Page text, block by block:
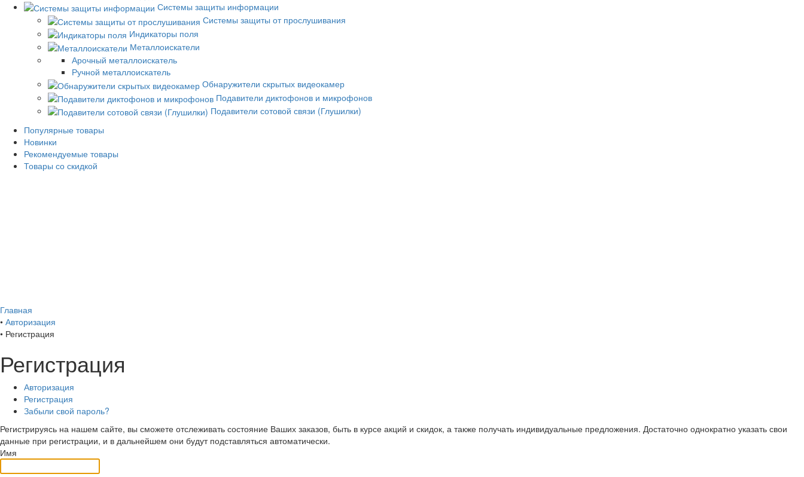
Системы защиты информации
Системы защиты от прослушивания
Индикаторы поля
Металлоискатели
Арочный металлоискатель
Ручной металлоискатель
Обнаружители скрытых видеокамер
Подавители диктофонов и микрофонов
Подавители сотовой связи (Глушилки)
Популярные товары
Новинки
Рекомендуемые товары
Товары со скидкой
Главная
• Авторизация
• Регистрация
Регистрация
Авторизация
Регистрация
Забыли свой пароль?
Регистрируясь на нашем сайте, вы сможете отслеживать состояние Ваших заказов, быть в курсе акций и скидок, а также получать индивидуальные предложения. Достаточно однократно указать свои
данные при регистрации, и в дальнейшем они будут подставляться автоматически.
Имя